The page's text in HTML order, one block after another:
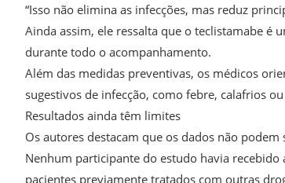
“Isso não elimina as infecções, mas reduz
Ainda assim, ele ressalta que o teclistamabe
durante todo o acompanhamento.
Além das medidas preventivas, os médicos
sugestivos de infecção, como febre, calafrios
Resultados ainda têm limites
Os autores destacam que os dados não
Nenhum participante do estudo havia recebido
pacientes previamente tratados com outras